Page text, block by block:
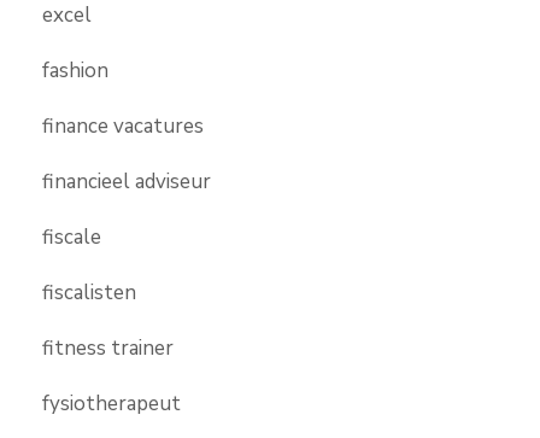
excel
fashion
finance vacatures
financieel adviseur
fiscale
fiscalisten
fitness trainer
fysiotherapeut